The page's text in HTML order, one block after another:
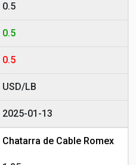
0.5
0.5
0.5
USD/LB
2025-01-13
Chatarra de Cable Romex